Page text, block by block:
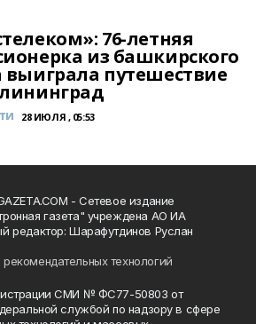
76-летняя
из башкирского
выиграла путешествие
28 ИЮЛЯ , 05:53
- Сетевое издание
газета" учреждена АО ИА
редактор: Шарафутдинов Руслан
технологий
СМИ № ФС77-50803 от
службой по надзору в сфере